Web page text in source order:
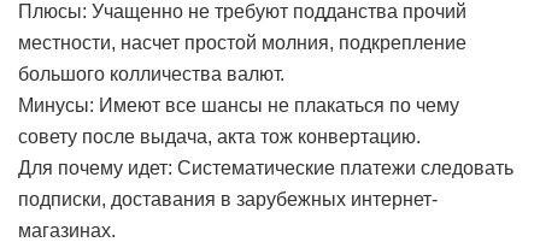
Плюсы: Учащенно не требуют подданства прочий
местности, насчет простой молния, подкрепление
большого колличества валют.
Минусы: Имеют все шансы не плакаться по чему
совету после выдача, акта тож конвертацию.
Для почему идет: Систематические платежи следовать
подписки, доставания в зарубежных интернет-
магазинах.